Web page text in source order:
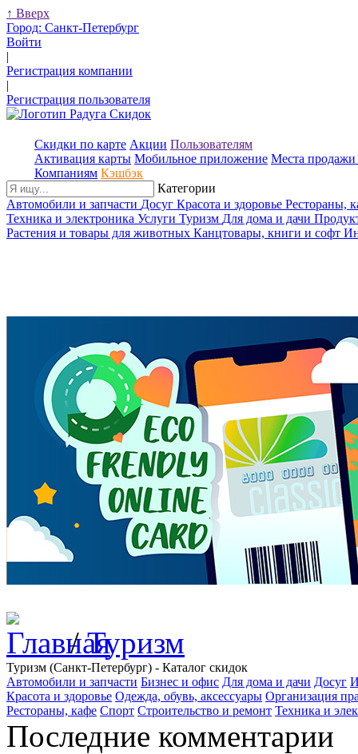
↑ Вверх
Город: Санкт-Петербург
Войти
|
Регистрация компании
|
Регистрация пользователя
Скидки по карте Акции Пользователям
Активация карты Мобильное приложение Места продажи
Компаниям Кэшбэк
Категории
Автомобили и запчасти Досуг Красота и здоровье Рестораны,
Техника и электроника Услуги Туризм Для дома и дачи
Растения и товары для животных Канцтовары, книги и софт
/Туризм
Туризм (Санкт-Петербург) - Каталог скидок
Автомобили и запчасти Бизнес и офис Для дома и дачи Досуг
Красота и здоровье Одежда, обувь, аксессуары Организация
Рестораны, кафе Спорт Строительство и ремонт Техника и
Последние комментарии